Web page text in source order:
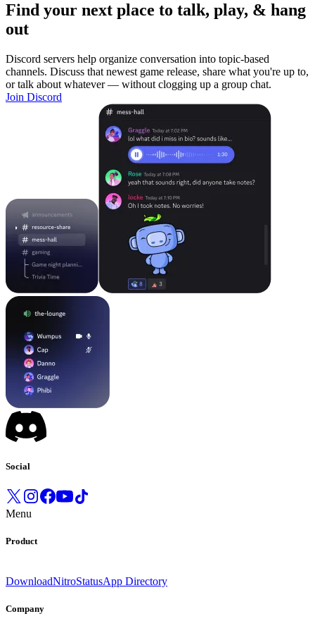
Find your next place to talk, play, & hang
out
Discord servers help organize conversation into topic-based
channels. Discuss that newest game release, share what you're up to,
or talk about whatever — without clogging up a group chat.
Join Discord
Social
Menu
Product
DownloadNitroStatusApp Directory
Company